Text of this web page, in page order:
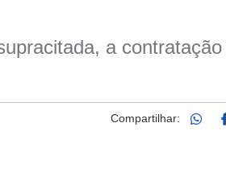
a
Compartilhar: